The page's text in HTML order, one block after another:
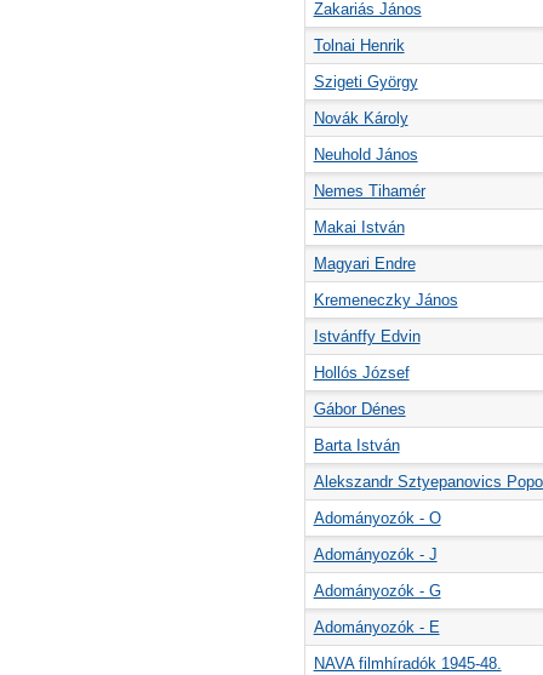
Zakariás János
Tolnai Henrik
Szigeti György
Novák Károly
Neuhold János
Nemes Tihamér
Makai István
Magyari Endre
Kremeneczky János
Istvánffy Edvin
Hollós József
Gábor Dénes
Barta István
Alekszandr Sztyepanovics
Adományozók - O
Adományozók - J
Adományozók - G
Adományozók - E
NAVA filmhíradók 1945-48.